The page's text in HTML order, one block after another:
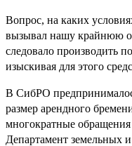
Вопрос, на каких
вызывал нашу крайнюю
следовало производить
изыскивая для этого
В СибРО
размер арендного
многократные
Департамент земельных